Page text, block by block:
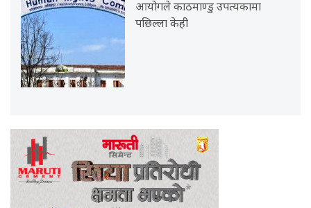
आयोगले काठमाण्डु उपत्यकामा
पछिल्ला केही